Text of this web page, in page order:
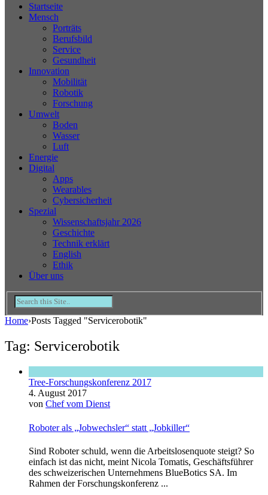
Startseite
Mensch
Porträts
Berufsbild
Service
Gesundheit
Innovation
Mobilität
Robotik
Forschung
Umwelt
Boden
Wasser
Luft
Energie
Digital
Apps
Wearables
Cybersicherheit
Spezial
Wissenschaftsjahr 2026
Geschichte
Technik erklärt
English
Ethik
Über uns
Home›Posts Tagged "Servicerobotik"
Tag: Servicerobotik
Tree-Forschungskonferenz 2017
4. August 2017
von Chef vom Dienst
Roboter als „Jobwechsler“ statt „Jobkiller“
Sind Roboter schuld, wenn die Arbeitslosenquote steigt? So
einfach ist das nicht, meint Nicola Tomatis, Geschäftsführer
des schweizerischen Unternehmens BlueBotics SA. Im
Rahmen der Forschungskonferenz ...